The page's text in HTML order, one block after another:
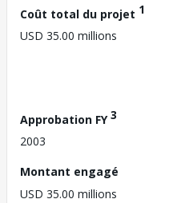
Coût total du projet 1
USD 35.00 millions
Approbation FY3
2003
Montant engagé
USD 35.00 millions